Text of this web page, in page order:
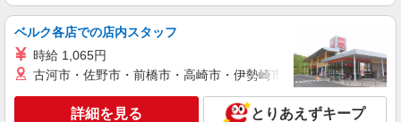
株式会社スタッフサービス・メディカル 東東京医療オフィス（お仕
事No.W10432864）
時給1500円
東京都足立区内の病院
ベルク各店での店内スタッフ
時給 1,065円
古河市・佐野市・前橋市・高崎市・伊勢崎市・太田市・館林市
詳細を見る とりあえずキープ